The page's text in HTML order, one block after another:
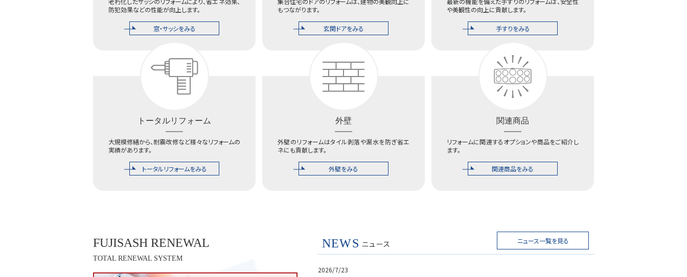
防犯効果などの性能が向上します。
窓・サッシをみる
もつながります。
玄関ドアをみる
や美観性の向上に貢献します。
手すりをみる
トータルリフォーム
大規模修繕から、耐震改修など様々なリフォームの
実績があります。
トータルリフォームをみる
外壁
外壁のリフォームはタイル剥落や漏水を防ぎ省エ
ネにも貢献します。
外壁をみる
関連商品
リフォームに関連するオプションや商品をご紹介し
ます。
関連商品をみる
FUJISASH RENEWAL
TOTAL RENEWAL SYSTEM
NEWS ニュース
2026/7/23
ニュース一覧を見る